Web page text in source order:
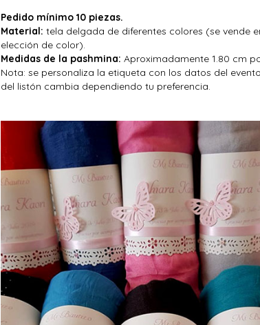
Pedido mínimo 10 piezas.
Material: tela delgada de diferentes colores (se vende
elección de color).
Medidas de la pashmina: Aproximadamente 1.80 cm
Nota: se personaliza la etiqueta con los datos del
del listón cambia dependiendo tu preferencia.